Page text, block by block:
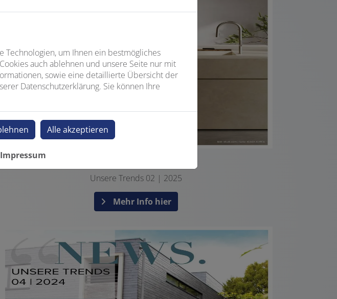
Unsere Trends 02 | 2025
Mehr Info hier
um Ihnen ein bestmögliches
auch ablehnen und unsere Seite nur mit
sowie eine detaillierte Übersicht der
Datenschutzerklärung. Sie können Ihre
Alle akzeptieren
Impressum